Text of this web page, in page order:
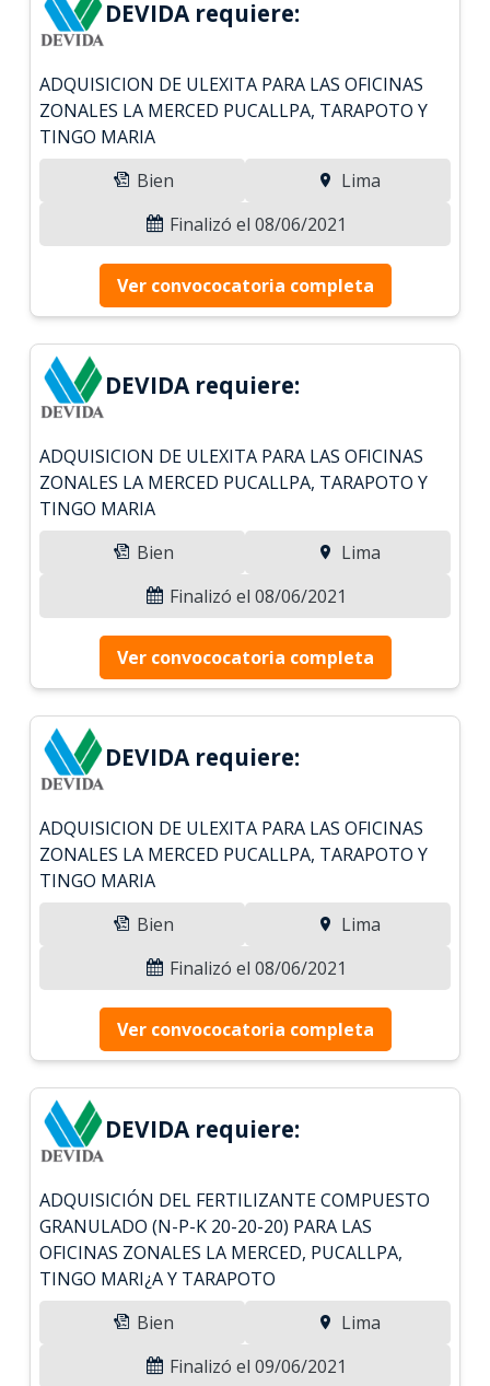
DEVIDA requiere:
ADQUISICION DE ULEXITA PARA LAS OFICINAS
ZONALES LA MERCED PUCALLPA, TARAPOTO Y
TINGO MARIA
Bien
Lima
Finalizó el 08/06/2021
Ver convococatoria completa
DEVIDA requiere:
ADQUISICION DE ULEXITA PARA LAS OFICINAS
ZONALES LA MERCED PUCALLPA, TARAPOTO Y
TINGO MARIA
Bien
Lima
Finalizó el 08/06/2021
Ver convococatoria completa
DEVIDA requiere:
ADQUISICION DE ULEXITA PARA LAS OFICINAS
ZONALES LA MERCED PUCALLPA, TARAPOTO Y
TINGO MARIA
Bien
Lima
Finalizó el 08/06/2021
Ver convococatoria completa
DEVIDA requiere:
ADQUISICIÓN DEL FERTILIZANTE COMPUESTO
GRANULADO (N-P-K 20-20-20) PARA LAS
OFICINAS ZONALES LA MERCED, PUCALLPA,
TINGO MARI¿A Y TARAPOTO
Bien
Lima
Finalizó el 09/06/2021